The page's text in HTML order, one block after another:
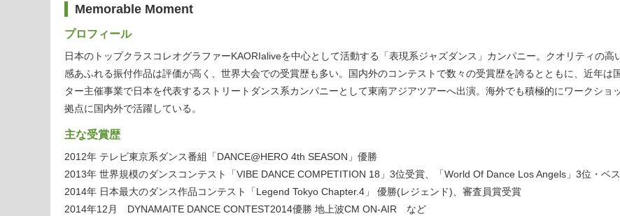
Memorable Moment
プロフィール
日本のトップクラスコレオグラファーKAORIaliveを中心として活動する「表現系ジャズダンス」カンパニー。クオリティの高
感あふれる振付作品は評価が高く、世界大会での受賞歴も多い。国内外のコンテストで数々の受賞歴を誇るとともに、近年は
ター主催事業で日本を代表するストリートダンス系カンパニーとして東南アジアツアーへ出演。海外でも積極的にワークショ
拠点に国内外で活躍している。
主な受賞歴
2012年 テレビ東京系ダンス番組「DANCE@HERO 4th SEASON」優勝
2013年 世界規模のダンスコンテスト「VIBE DANCE COMPETITION 18」3位受賞、「World Of Dance Los Angels」3位・ベ
2014年 日本最大のダンス作品コンテスト「Legend Tokyo Chapter.4」 優勝(レジェンド)、審査員賞受賞
2014年12月 DYNAMAITE DANCE CONTEST2014優勝 地上波CM ON-AIR など